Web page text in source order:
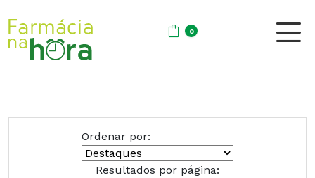
0
Ordenar por:
Resultados por página: